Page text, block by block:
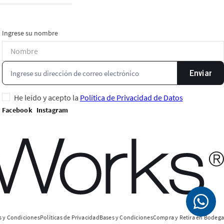
Ingrese su nombre
Enviar
He leído y acepto la Política de Privacidad de Datos
y CondicionesPolíticas de PrivacidadBases y CondicionesCompra y Retira en Bodega